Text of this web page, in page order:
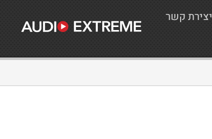
יצירת קשר